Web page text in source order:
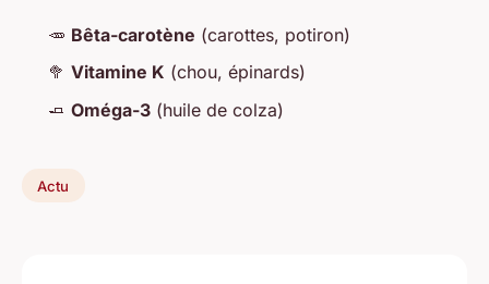
🥕 Bêta-carotène (carottes, potiron)
🥦 Vitamine K (chou, épinards)
🧈 Oméga-3 (huile de colza)
Actu